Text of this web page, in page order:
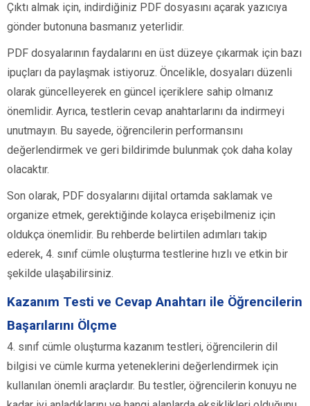
Çıktı almak için, indirdiğiniz PDF dosyasını açarak yazıcıya
gönder butonuna basmanız yeterlidir.
PDF dosyalarının faydalarını en üst düzeye çıkarmak için bazı
ipuçları da paylaşmak istiyoruz. Öncelikle, dosyaları düzenli
olarak güncelleyerek en güncel içeriklere sahip olmanız
önemlidir. Ayrıca, testlerin cevap anahtarlarını da indirmeyi
unutmayın. Bu sayede, öğrencilerin performansını
değerlendirmek ve geri bildirimde bulunmak çok daha kolay
olacaktır.
Son olarak, PDF dosyalarını dijital ortamda saklamak ve
organize etmek, gerektiğinde kolayca erişebilmeniz için
oldukça önemlidir. Bu rehberde belirtilen adımları takip
ederek, 4. sınıf cümle oluşturma testlerine hızlı ve etkin bir
şekilde ulaşabilirsiniz.
Kazanım Testi ve Cevap Anahtarı ile Öğrencilerin
Başarılarını Ölçme
4. sınıf cümle oluşturma kazanım testleri, öğrencilerin dil
bilgisi ve cümle kurma yeteneklerini değerlendirmek için
kullanılan önemli araçlardır. Bu testler, öğrencilerin konuyu ne